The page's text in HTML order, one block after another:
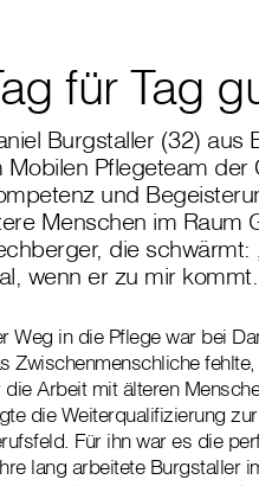
für Tag
Burgstaller (32) aus
Mobilen Pflegeteam der
und
Menschen im Raum
die
wenn er zu mir
Weg in die Pflege war bei
Zwischenmenschliche
die Arbeit mit älteren
die Weiterqualifizierung
Für ihn war es die
lang arbeitete Burgstaller